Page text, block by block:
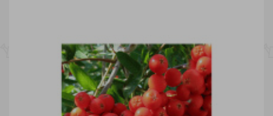
5 069.75 9 251.50 13 433.25 17 615